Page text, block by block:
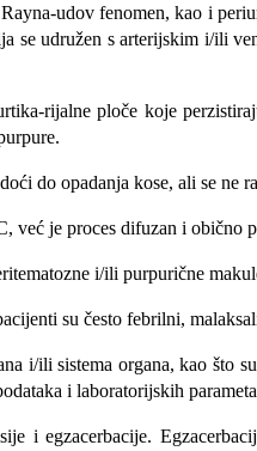
udov fenomen, kao i
se udružen s arterijskim i/ili
rijalne ploče koje
do opadanja kose, ali se
već je proces difuzan i obično
i/ili purpurične
su često febrilni,
i/ili sistema organa, kao što
i laboratorijskih
i egzacerbacije.